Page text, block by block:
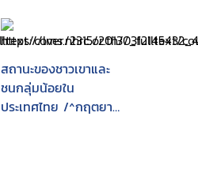
สถานะของชาวเขาและ
ชนกลุ่มน้อยใน
ประเทศไทย /^กฤตยา